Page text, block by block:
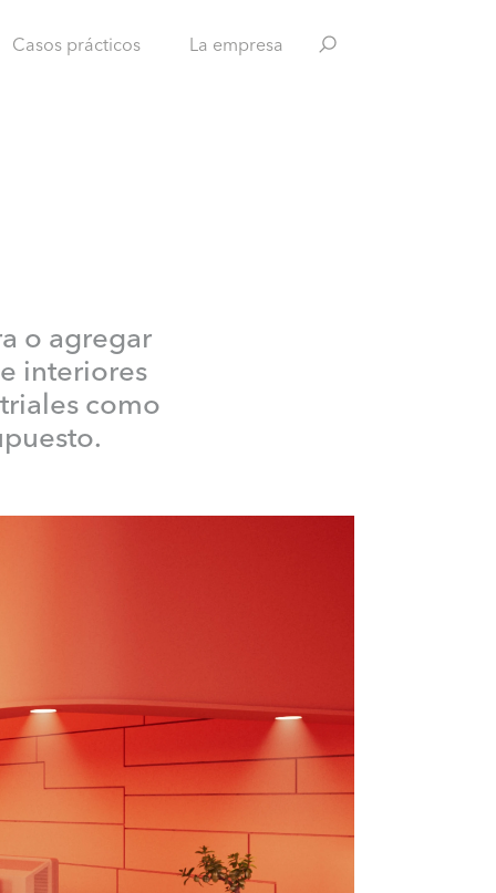
Casos prácticos La empresa
o agregar
interiores
como